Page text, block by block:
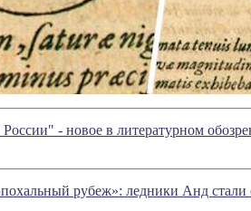
России" - новое в литературном
рубеж»: ледники Анд стали